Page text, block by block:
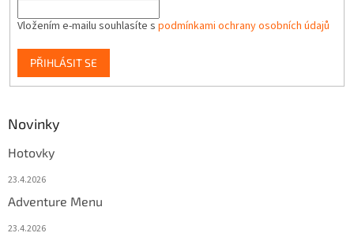
Vložením e-mailu souhlasíte s podmínkami ochrany osobních údajů
PŘIHLÁSIT SE
Novinky
Hotovky
23.4.2026
Adventure Menu
23.4.2026